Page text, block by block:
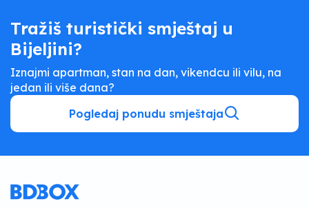
Tražiš turistički smještaj u
Bijeljini?
Iznajmi apartman, stan na dan, vikendcu ili vilu, na
jedan ili više dana?
Pogledaj ponudu smještaja